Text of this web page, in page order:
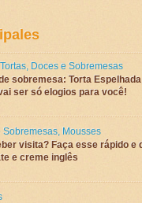
, Doces e Sobremesas
sobremesa: Torta
ser só elogios para você!
Sobremesas, Mousses
visita? Faça esse rápido e
e creme inglês